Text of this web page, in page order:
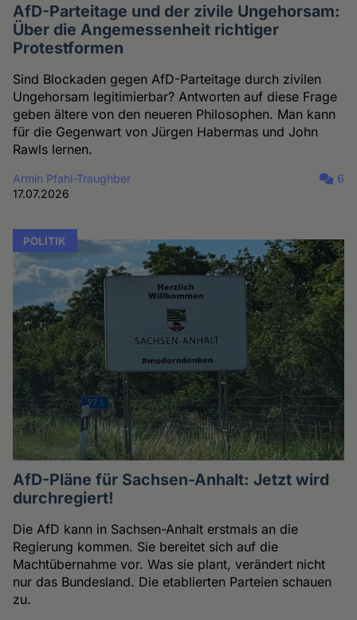
AfD-Parteitage und der zivile Ungehorsam:
Über die Angemessenheit richtiger
Protestformen
Sind Blockaden gegen AfD-Parteitage durch zivilen
Ungehorsam legitimierbar? Antworten auf diese Frage
geben ältere von den neueren Philosophen. Man kann
für die Gegenwart von Jürgen Habermas und John
Rawls lernen.
Armin Pfahl-Traughber
17.07.2026
6
POLITIK
AfD-Pläne für Sachsen-Anhalt: Jetzt wird
durchregiert!
Die AfD kann in Sachsen-Anhalt erstmals an die
Regierung kommen. Sie bereitet sich auf die
Machtübernahme vor. Was sie plant, verändert nicht
nur das Bundesland. Die etablierten Parteien schauen
zu.